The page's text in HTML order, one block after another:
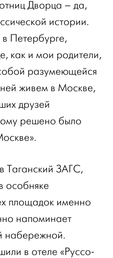
Дворца – да,
истории.
Петербурге,
как и мои родители,
разумеющейся
живем в Москве,
друзей
решено было
Таганский ЗАГС,
особняке
площадок именно
напоминает
набережной.
в отеле «Руссо-